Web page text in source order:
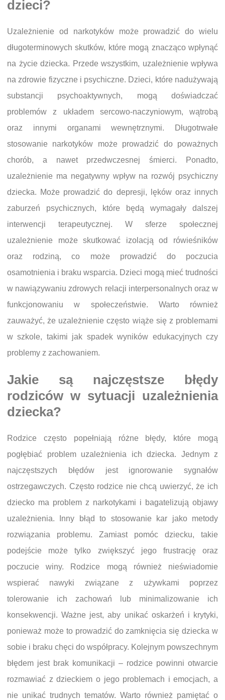
dzieci?
Uzależnienie od narkotyków może prowadzić do wielu
długoterminowych skutków, które mogą znacząco wpłynąć
na życie dziecka. Przede wszystkim, uzależnienie wpływa
na zdrowie fizyczne i psychiczne. Dzieci, które nadużywają
substancji psychoaktywnych, mogą doświadczać
problemów z układem sercowo-naczyniowym, wątrobą
oraz innymi organami wewnętrznymi. Długotrwałe
stosowanie narkotyków może prowadzić do poważnych
chorób, a nawet przedwczesnej śmierci. Ponadto,
uzależnienie ma negatywny wpływ na rozwój psychiczny
dziecka. Może prowadzić do depresji, lęków oraz innych
zaburzeń psychicznych, które będą wymagały dalszej
interwencji terapeutycznej. W sferze społecznej
uzależnienie może skutkować izolacją od rówieśników
oraz rodziną, co może prowadzić do poczucia
osamotnienia i braku wsparcia. Dzieci mogą mieć trudności
w nawiązywaniu zdrowych relacji interpersonalnych oraz w
funkcjonowaniu w społeczeństwie. Warto również
zauważyć, że uzależnienie często wiąże się z problemami
w szkole, takimi jak spadek wyników edukacyjnych czy
problemy z zachowaniem.
Jakie są najczęstsze błędy
rodziców w sytuacji uzależnienia
dziecka?
Rodzice często popełniają różne błędy, które mogą
pogłębiać problem uzależnienia ich dziecka. Jednym z
najczęstszych błędów jest ignorowanie sygnałów
ostrzegawczych. Często rodzice nie chcą uwierzyć, że ich
dziecko ma problem z narkotykami i bagatelizują objawy
uzależnienia. Inny błąd to stosowanie kar jako metody
rozwiązania problemu. Zamiast pomóc dziecku, takie
podejście może tylko zwiększyć jego frustrację oraz
poczucie winy. Rodzice mogą również nieświadomie
wspierać nawyki związane z używkami poprzez
tolerowanie ich zachowań lub minimalizowanie ich
konsekwencji. Ważne jest, aby unikać oskarżeń i krytyki,
ponieważ może to prowadzić do zamknięcia się dziecka w
sobie i braku chęci do współpracy. Kolejnym powszechnym
błędem jest brak komunikacji – rodzice powinni otwarcie
rozmawiać z dzieckiem o jego problemach i emocjach, a
nie unikać trudnych tematów. Warto również pamiętać o